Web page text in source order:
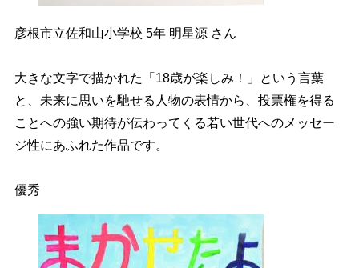
彦根市立佐和山小学校 5年 明星源 さん
大きな文字で描かれた「18歳が楽しみ！」という言葉
と、未来に思いを馳せる人物の表情から、投票権を得る
ことへの強い期待が伝わってくる若い世代へのメッセー
ジ性にあふれた作品です。
優秀